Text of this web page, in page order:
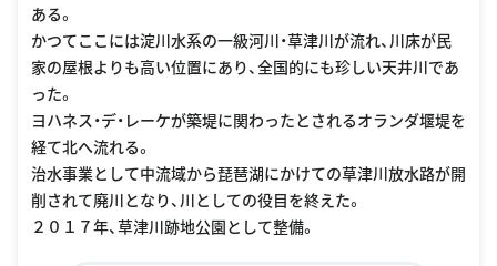
ある。
かつてここには淀川水系の一級河川・草津川が流れ、川床が民
家の屋根よりも高い位置にあり、全国的にも珍しい天井川であ
った。
ヨハネス・デ・レーケが築堤に関わったとされるオランダ堰堤を
経て北へ流れる。
治水事業として中流域から琵琶湖にかけての草津川放水路が開
削されて廃川となり、川としての役目を終えた。
２０１７年、草津川跡地公園として整備。